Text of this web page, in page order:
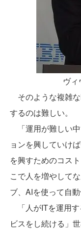
ヴィ
そのような複雑
するのは難しい。
「運用が難しい
ョンを興していけ
を興すためのコス
こで人を増やして
ブ、AIを使って自
「人がITを運用
ビスをし続ける」